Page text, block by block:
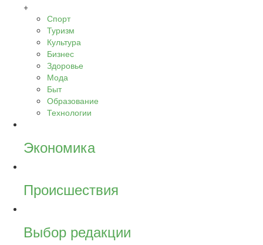
+
Спорт
Туризм
Культура
Бизнес
Здоровье
Мода
Быт
Образование
Технологии
Экономика
Происшествия
Выбор редакции